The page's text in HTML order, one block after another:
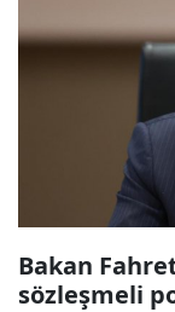
Bakan
sözleşmeli